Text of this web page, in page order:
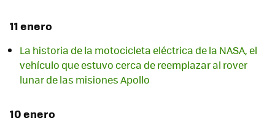
11 enero
La historia de la motocicleta eléctrica de la NASA, el
vehículo que estuvo cerca de reemplazar al rover
lunar de las misiones Apollo
10 enero